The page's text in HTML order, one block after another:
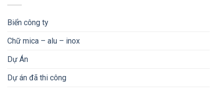
Biển công ty
Chữ mica – alu – inox
Dự Án
Dự án đã thi công